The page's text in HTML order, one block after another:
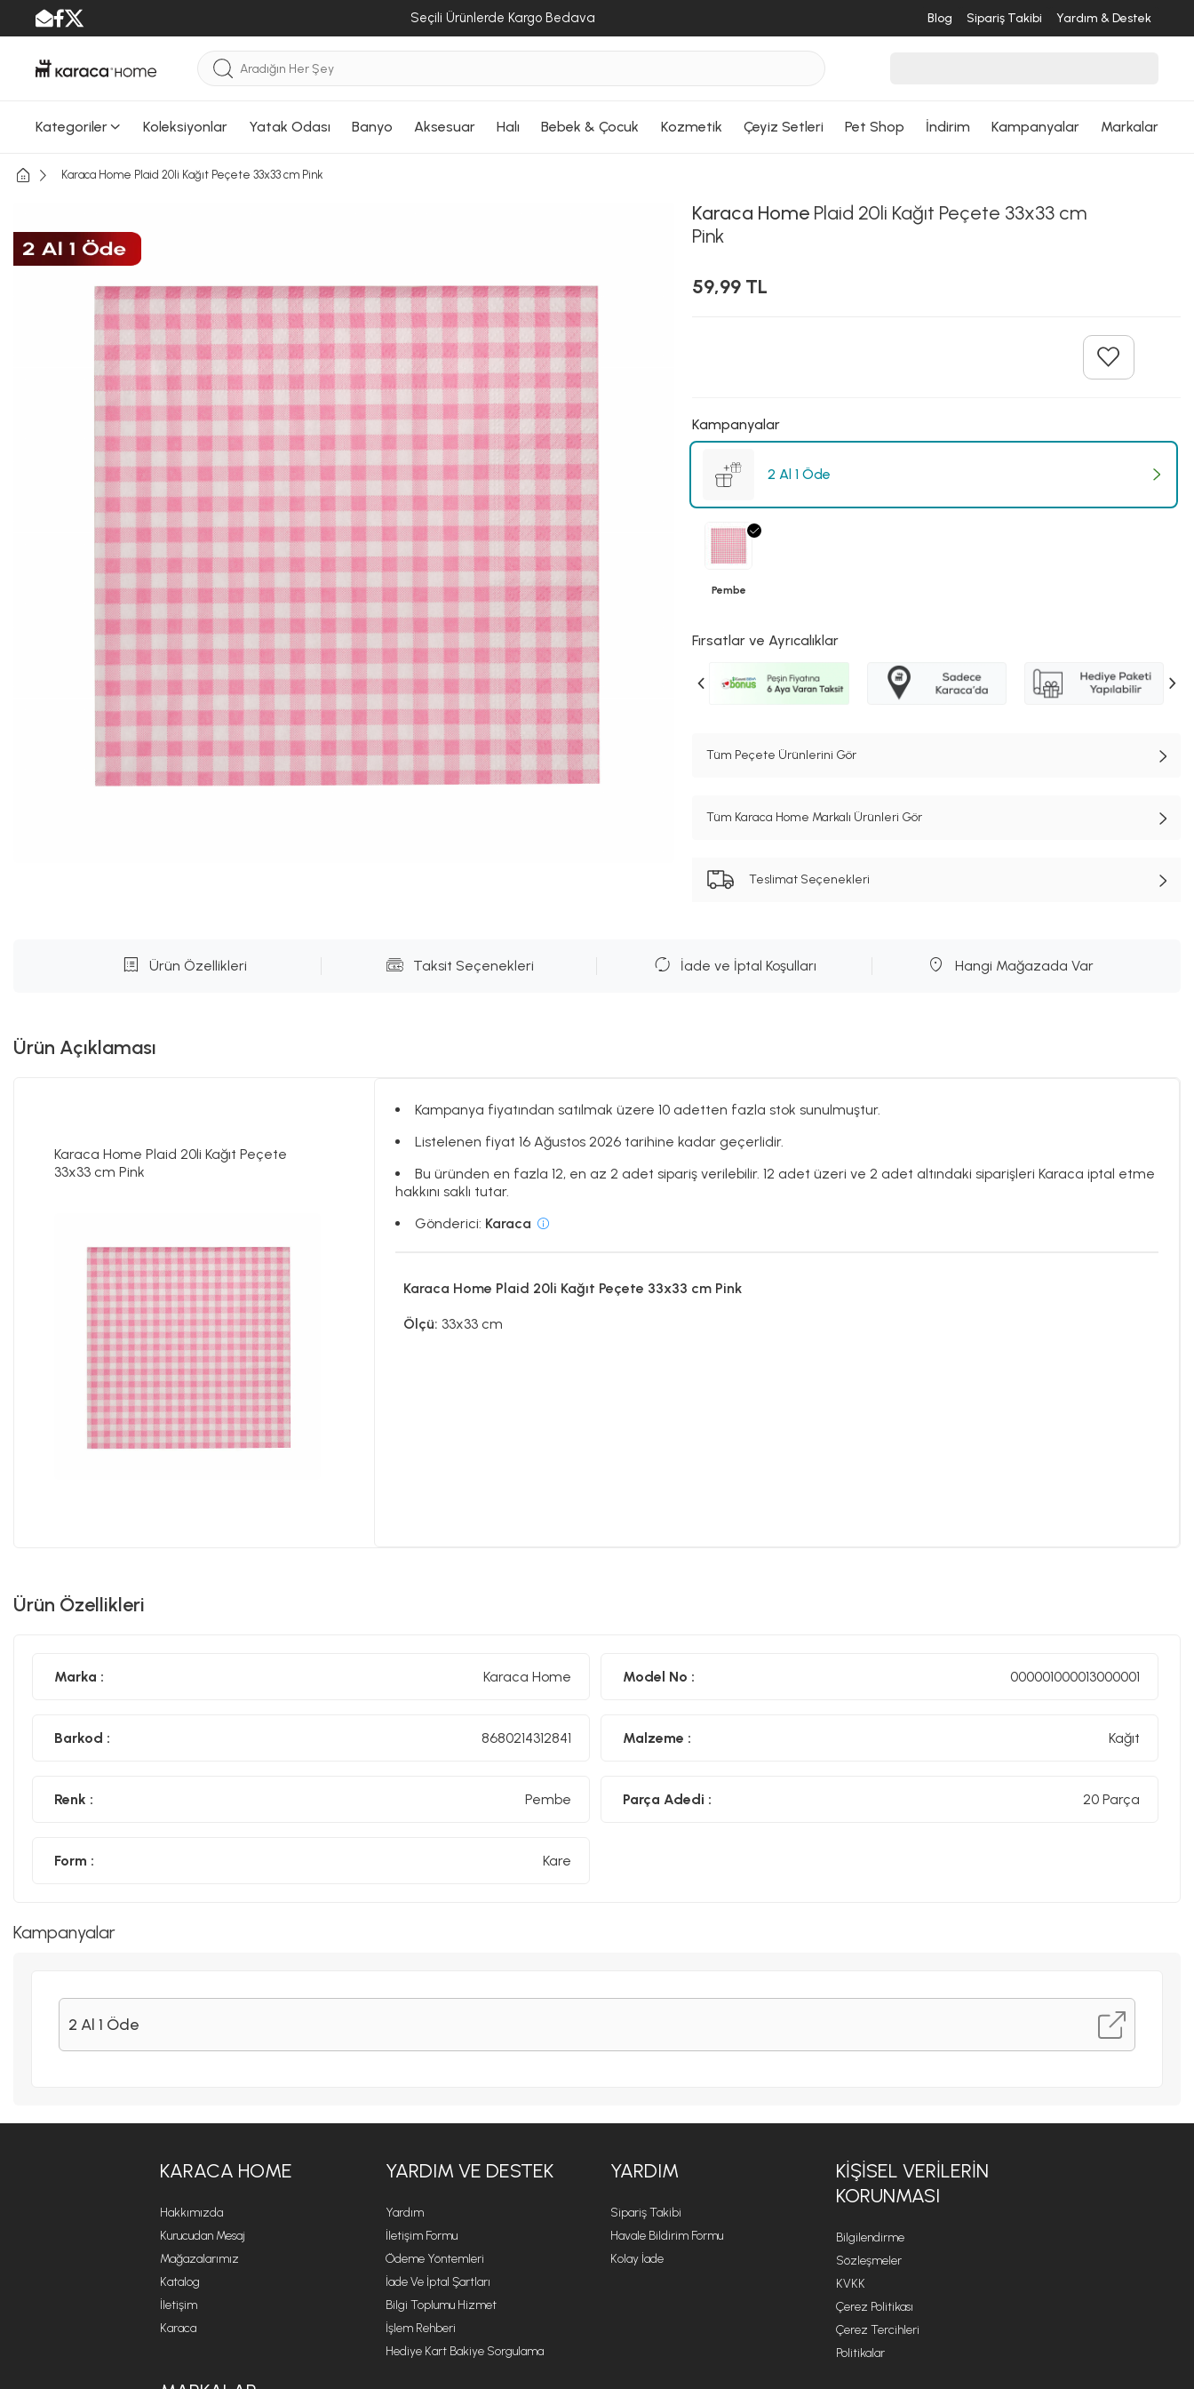
Seçili Ürünlerde Kargo Bedava Blog Sipariş Takibi Yardım & Destek
Kategoriler Koleksiyonlar Yatak Odası Banyo Aksesuar Halı Bebek & Çocuk Kozmetik Çeyiz Setleri Pet Shop İndirim Kampanyalar Markalar
Karaca Home Plaid 20li Kağıt Peçete 33x33 cm Pink
Karaca Home Plaid 20li Kağıt Peçete 33x33 cm
Pink
59,99 TL
Kampanyalar
2 Al 1 Öde
Pembe
Fırsatlar ve Ayrıcalıklar
Tüm Peçete Ürünlerini Gör
Tüm Karaca Home Markalı Ürünleri Gör
Teslimat Seçenekleri
Ürün Özellikleri Taksit Seçenekleri İade ve İptal Koşulları Hangi Mağazada Var
Ürün Açıklaması
Karaca Home Plaid 20li Kağıt Peçete
33x33 cm Pink
Kampanya fiyatından satılmak üzere 10 adetten fazla stok sunulmuştur.
Listelenen fiyat 16 Ağustos 2026 tarihine kadar geçerlidir.
Bu üründen en fazla 12, en az 2 adet sipariş verilebilir. 12 adet üzeri ve 2 adet altındaki siparişleri Karaca iptal etme
hakkını saklı tutar.
Gönderici: Karaca
Karaca Home Plaid 20li Kağıt Peçete 33x33 cm Pink
Ölçü: 33x33 cm
Ürün Özellikleri
Marka : Karaca Home Model No : 000001000013000001
Barkod : 8680214312841 Malzeme : Kağıt
Renk : Pembe Parça Adedi : 20 Parça
Form : Kare
Kampanyalar
2 Al 1 Öde
KARACA HOME
Hakkımızda
Kurucudan Mesaj
Mağazalarımız
Katalog
İletişim
Karaca
YARDIM VE DESTEK
Yardım
İletişim Formu
Ödeme Yöntemleri
İade Ve İptal Şartları
Bilgi Toplumu Hizmet
İşlem Rehberi
Hediye Kart Bakiye Sorgulama
YARDIM
Sipariş Takibi
Havale Bildirim Formu
Kolay İade
KİŞİSEL VERİLERİN
KORUNMASI
Bilgilendirme
Sözleşmeler
KVKK
Çerez Politikası
Çerez Tercihleri
Politikalar